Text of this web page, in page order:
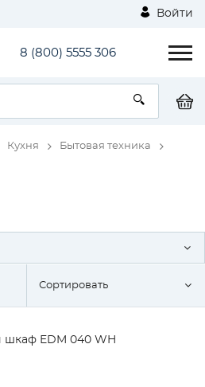
Войти
8 (800) 5555 306
Кухня
Бытовая техника
Сортировать